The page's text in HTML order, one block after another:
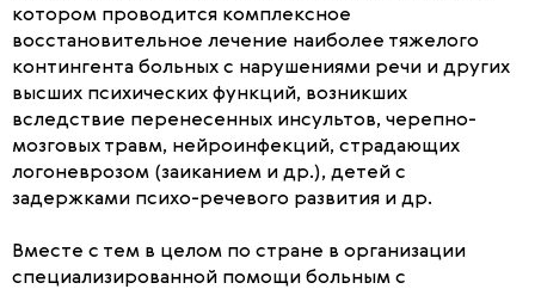
котором проводится комплексное
восстановительное лечение наиболее тяжелого
контингента больных с нарушениями речи и других
высших психических функций, возникших
вследствие перенесенных инсультов, черепно-
мозговых травм, нейроинфекций, страдающих
логоневрозом (заиканием и др.), детей с
задержками психо-речевого развития и др.
Вместе с тем в целом по стране в организации
специализированной помощи больным с